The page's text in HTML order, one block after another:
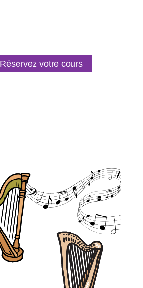
Réservez votre cours